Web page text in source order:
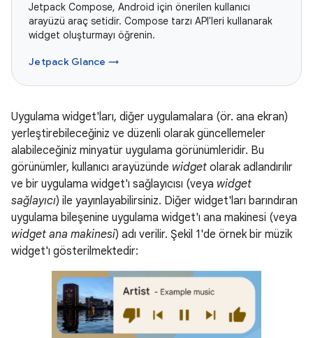
Jetpack Compose, Android için önerilen kullanıcı
arayüzü araç setidir. Compose tarzı API'leri kullanarak
widget oluşturmayı öğrenin.
Jetpack Glance →
Uygulama widget'ları, diğer uygulamalara (ör. ana ekran)
yerleştirebileceğiniz ve düzenli olarak güncellemeler
alabileceğiniz minyatür uygulama görünümleridir. Bu
görünümler, kullanıcı arayüzünde widget olarak adlandırılır
ve bir uygulama widget'ı sağlayıcısı (veya widget
sağlayıcı) ile yayınlayabilirsiniz. Diğer widget'ları barındıran
uygulama bileşenine uygulama widget'ı ana makinesi (veya
widget ana makinesi) adı verilir. Şekil 1'de örnek bir müzik
widget'ı gösterilmektedir: